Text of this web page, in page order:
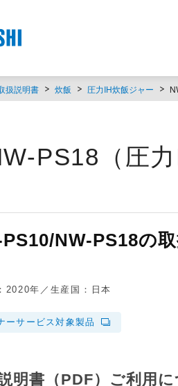
扱説明書 炊飯 圧力IH炊飯ジャー
PS18（圧力
NW-PS18の
2020年／生産国：日本
ーサービス対象製品
明書（PDF） ご利用